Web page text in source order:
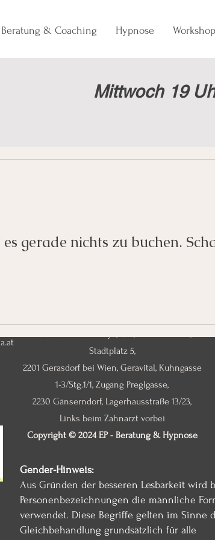
Beratung & Coaching Hypnose
Mittwoch 19
gerade nichts zu buchen.
Stadtplatz 5,
2201 Gerasdorf bei Wien, Geravital, Kuhngasse
1-3/Stg.1/1, Zugang Preglgasse,
2230 Gänserndorf, Lagerhausstraße 13/23,
Links beim Zahnarzt vorbei
Copyright © 2024 EP - Beratung & Hypnose
Gender-Hinweis:
Aus Gründen der besseren Lesbarkeit wird
Personenbezeichnungen die männliche
verwendet. Diese Begriffe gelten im Sinne
Gleichbehandlung grundsätzlich für alle